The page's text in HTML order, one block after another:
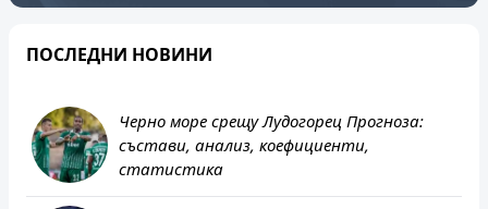
ПОСЛЕДНИ НОВИНИ
Черно море срещу Лудогорец Прогноза:
състави, анализ, коефициенти,
статистика